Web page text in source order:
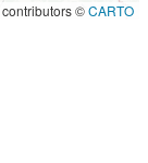
contributors ©CARTO